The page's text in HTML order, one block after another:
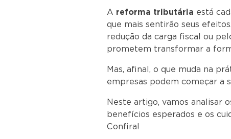
A reforma tributária está
que mais sentirão seus
redução da carga fiscal ou
prometem transformar a
Mas, afinal, o que muda na
empresas podem começar a
Neste artigo, vamos analisar
benefícios esperados e os
Confira!